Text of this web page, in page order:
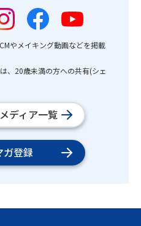
やメイキング動画などを掲載
、20歳未満の方への共有(シェ
ディア一覧
ガ登録